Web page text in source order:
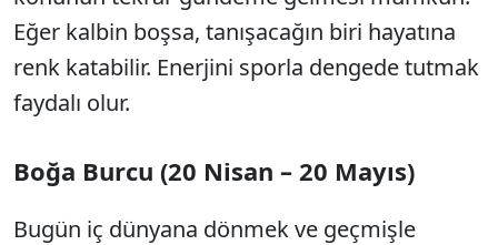
Eğer kalbin boşsa, tanışacağın biri hayatına
renk katabilir. Enerjini sporla dengede tutmak
faydalı olur.
Boğa Burcu (20 Nisan – 20 Mayıs)
Bugün iç dünyana dönmek ve geçmişle